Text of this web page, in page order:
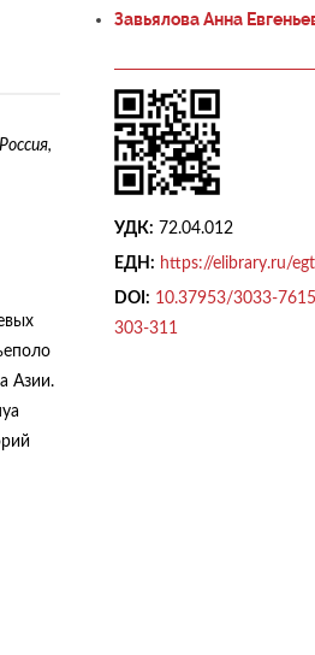
Азии.
Завьялова Анна
УДК: 72.04.012
ЕДН: https://elibrary.ru/
DOI: 10.37953/3033-
303-311